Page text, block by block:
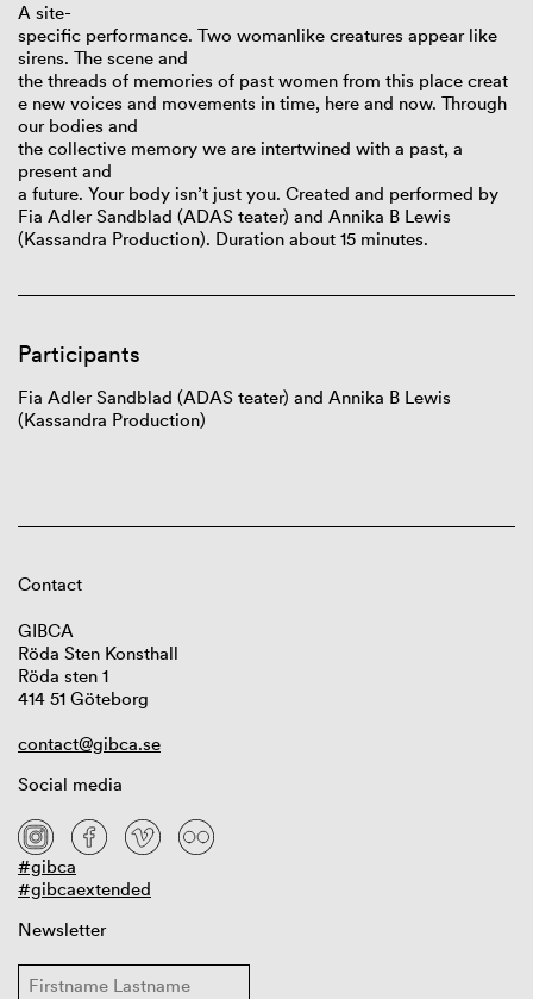
A site-
specific performance. Two womanlike creatures appearlike
sirens. The scene and
the threads of memories of past women from this place creat
e new voices and movements in time, here and now. Through
our bodies and
the collective memory we are intertwined with a past, a
present and
a future. Your body isn’t just you. Created and performed by
Fia Adler Sandblad (ADAS teater) and Annika B Lewis
(Kassandra Production). Duration about 15 minutes.
Participants
Fia Adler Sandblad (ADAS teater) and Annika B Lewis
(Kassandra Production)
Contact
GIBCA
Röda Sten Konsthall
Röda sten 1
414 51 Göteborg
contact@gibca.se
Social media
#gibca
#gibcaextended
Newsletter